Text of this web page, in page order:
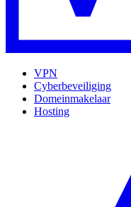
VPN
Cyberbeveiliging
Domeinmakelaar
Hosting